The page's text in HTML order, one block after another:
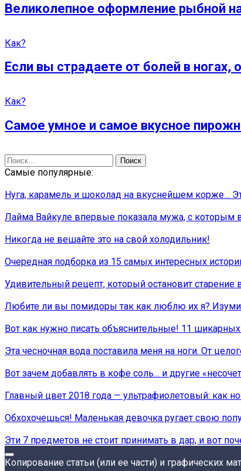
Великолепное оформление рыбной
Как?
Если вы страдаете от болей в ногах,
Как?
Самое умное и самое вкусное
Найти:
Самые популярные:
Нуга, карамель и шоколад на вкуснейшем корже…
Лайма Вайкуле впервые показала мужа, с которым
Никогда не вешайте это на свой холодильник!
Очередная подборка из 15 самых интересных
Удивительный рецепт, который остановит старение
Любите ли вы помидоры так как люблю их я?
Вот как нужно писать объяснительные! 11
Эта чесночная вода поставила меня на ноги. От
Вот зачем добавлять в кофе соль… и другие
Главный цвет 2018 года — ультрафиолетовый: как
Обхохочешься! Маленькая девочка ругает свою
Эти 7 предметов не стоит принимать в дар, и вот
Копирование статьи (или ее части) и графических